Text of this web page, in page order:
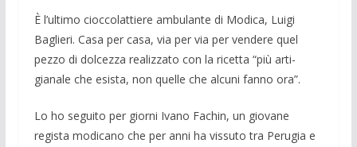
È l’ultimo cioccolattiere ambulante di Modica, Luigi
Baglieri. Casa per casa, via per via per vendere quel
pezzo di dol­cezza realizzato con la ricetta “più arti­
gianale che esista, non quelle che alcuni fanno ora”.
Lo ho seguito per giorni Iva­no Fachin, un giovane
regista modicano che per anni ha vissuto tra Perugia e